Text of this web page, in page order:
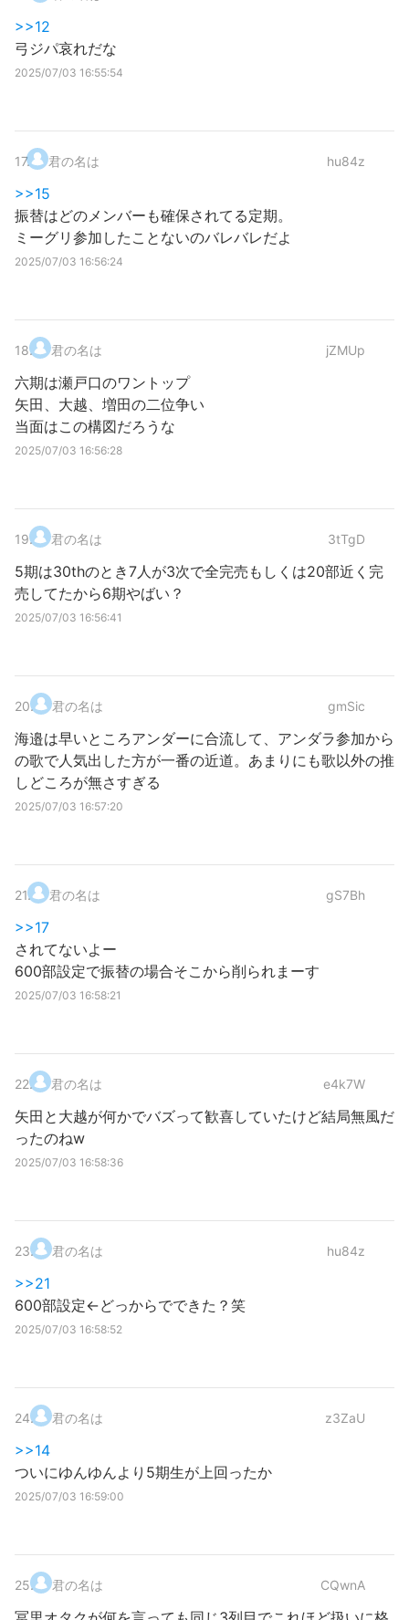
>>12
弓ジパ哀れだな
2025/07/03 16:55:54
17. 君の名は hu84z
>>15
振替はどのメンバーも確保されてる定期。
ミーグリ参加したことないのバレバレだよ
2025/07/03 16:56:24
18. 君の名は jZMUp
六期は瀬戸口のワントップ
矢田、大越、増田の二位争い
当面はこの構図だろうな
2025/07/03 16:56:28
19. 君の名は 3tTgD
5期は30thのとき7人が3次で全完売もしくは20部近く完
売してたから6期やばい？
2025/07/03 16:56:41
20. 君の名は gmSic
海邉は早いところアンダーに合流して、アンダラ参加から
の歌で人気出した方が一番の近道。あまりにも歌以外の推
しどころが無さすぎる
2025/07/03 16:57:20
21. 君の名は gS7Bh
>>17
されてないよー
600部設定で振替の場合そこから削られまーす
2025/07/03 16:58:21
22. 君の名は e4k7W
矢田と大越が何かでバズって歓喜していたけど結局無風だ
ったのねw
2025/07/03 16:58:36
23. 君の名は hu84z
>>21
600部設定←どっからでできた？笑
2025/07/03 16:58:52
24. 君の名は z3ZaU
>>14
ついにゆんゆんより5期生が上回ったか
2025/07/03 16:59:00
25. 君の名は CQwnA